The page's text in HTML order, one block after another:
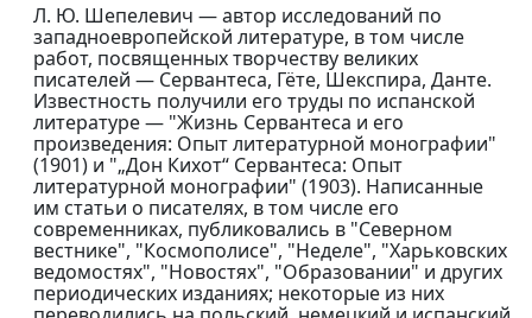
Л. Ю. Шепелевич — автор исследований по
западноевропейской литературе, в том числе
работ, посвященных творчеству великих
писателей — Сервантеса, Гёте, Шекспира, Данте.
Известность получили его труды по испанской
литературе — "Жизнь Сервантеса и его
произведения: Опыт литературной монографии"
(1901) и "„Дон Кихот“ Сервантеса: Опыт
литературной монографии" (1903). Написанные
им статьи о писателях, в том числе его
современниках, публиковались в "Северном
вестнике", "Космополисе", "Неделе", "Харьковских
ведомостях", "Новостях", "Образовании" и других
периодических изданиях; некоторые из них